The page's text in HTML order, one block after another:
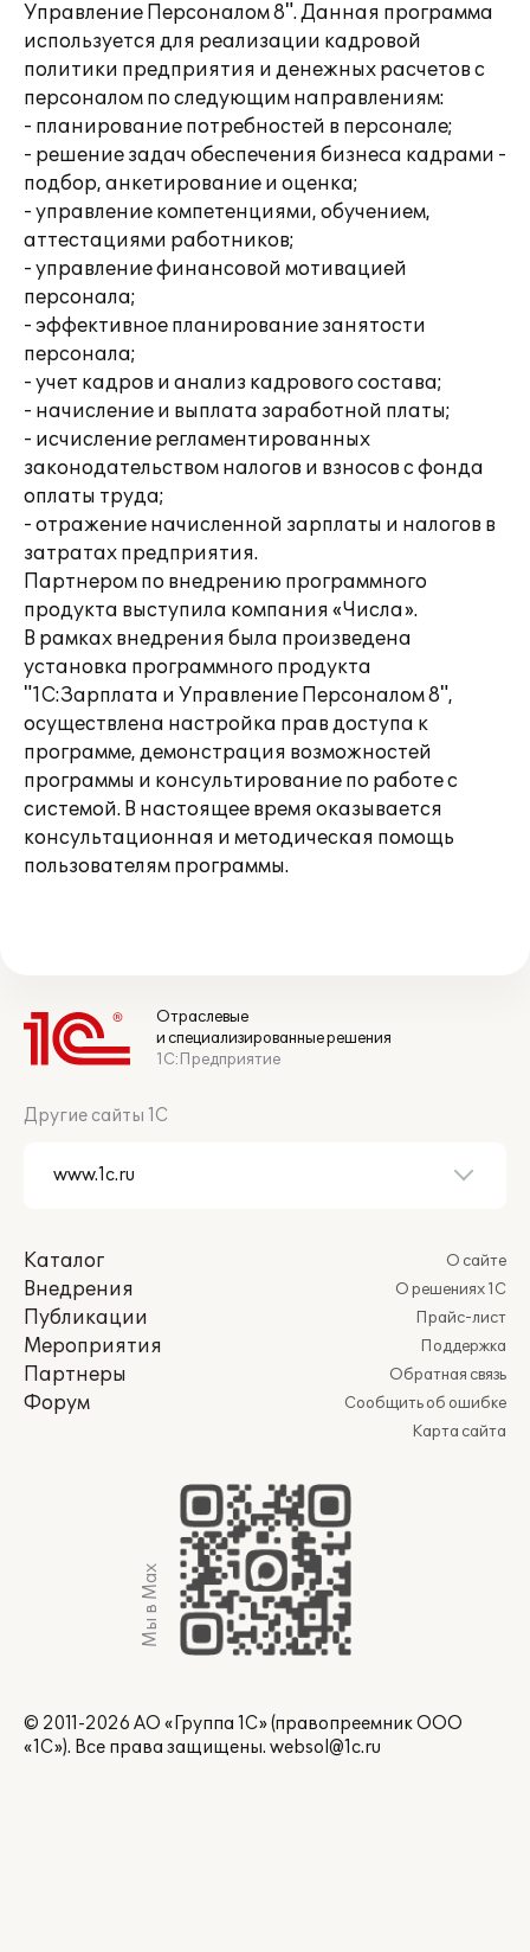
Управление Персоналом 8". Данная программа
используется для реализации кадровой
политики предприятия и денежных расчетов с
персоналом по следующим направлениям:
- планирование потребностей в персонале;
- решение задач обеспечения бизнеса кадрами -
подбор, анкетирование и оценка;
- управление компетенциями, обучением,
аттестациями работников;
- управление финансовой мотивацией
персонала;
- эффективное планирование занятости
персонала;
- учет кадров и анализ кадрового состава;
- начисление и выплата заработной платы;
- исчисление регламентированных
законодательством налогов и взносов с фонда
оплаты труда;
- отражение начисленной зарплаты и налогов в
затратах предприятия.
Партнером по внедрению программного
продукта выступила компания «Числа».
В рамках внедрения была произведена
установка программного продукта
"1С:Зарплата и Управление Персоналом 8",
осуществлена настройка прав доступа к
программе, демонстрация возможностей
программы и консультирование по работе с
системой. В настоящее время оказывается
консультационная и методическая помощь
пользователям программы.
Отраслевые
и специализированные решения
1С:Предприятие
Другие сайты 1С
Каталог
Внедрения
Публикации
Мероприятия
Партнеры
Форум
О сайте
О решениях 1С
Прайс-лист
Поддержка
Обратная связь
Сообщить об ошибке
Карта сайта
Мы в Max
© 2011-2026 АО «Группа 1С» (правопреемник ООО
«1С»). Все права защищены. websol@1c.ru